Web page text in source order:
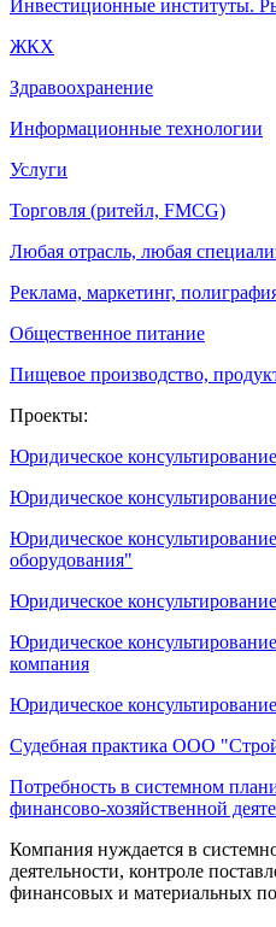
Инвестиционные институты.
ЖКХ
Здравоохранение
Информационные технологии
Услуги
Торговля (ритейл, FMCG)
Любая отрасль, любая
Реклама, маркетинг,
Общественное питание
Пищевое производство,
Проекты:
Юридическое
Юридическое
Юридическое
оборудования"
Юридическое
Юридическое
компания
Юридическое
Судебная практика ООО
Потребность в системном
финансово-хозяйственной
Компания нуждается в
деятельности, контроле
финансовых и материальных